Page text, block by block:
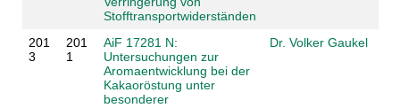
Stofftransportwiderständen
201
3
201
1
AiF 17281 N:
Untersuchungen zur
Aromaentwicklung bei der
Kakaoröstung unter
besonderer
Dr. Volker Gaukel